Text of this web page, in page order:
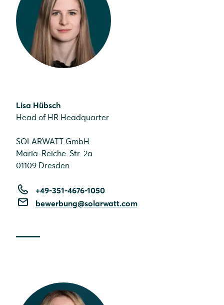
Lisa Hübsch
Head of HR Headquarter
SOLARWATT GmbH
Maria-Reiche-Str. 2a
01109 Dresden
+49-351-4676-1050
bewerbung@solarwatt.com